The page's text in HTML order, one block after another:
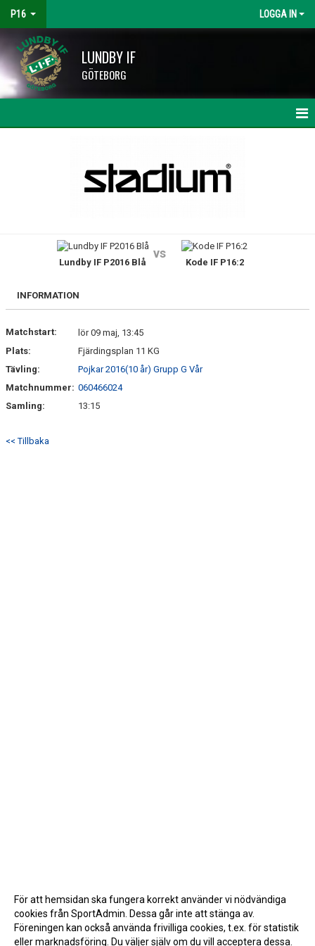
P16 LOGGA IN
LUNDBY IF
GÖTEBORG
BILDGALLERI
KONTAKT
Lundby IF P2016 Blå
vs
Kode IF P16:2
INFORMATION
Matchstart:
lör 09 maj, 13:45
Plats:
Fjärdingsplan 11 KG
Tävling:
Pojkar 2016(10 år) Grupp G Vår
Matchnummer: 060466024
Samling:
13:15
<< Tillbaka
För att hemsidan ska fungera korrekt använder vi nödvändiga
cookies från SportAdmin. Dessa går inte att stänga av.
Föreningen kan också använda frivilliga cookies, t.ex. för statistik
eller marknadsföring. Du väljer själv om du vill acceptera dessa.